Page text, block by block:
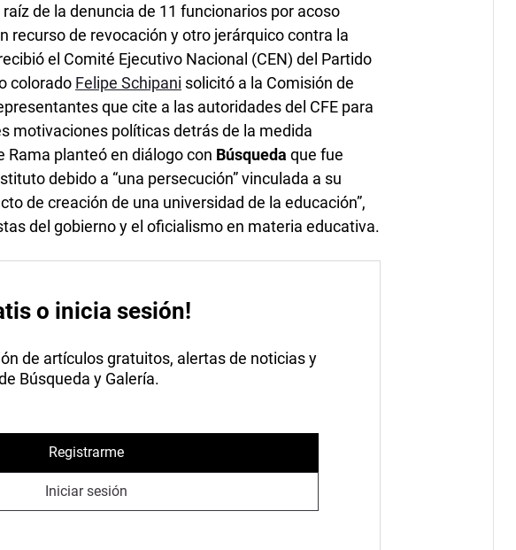
raíz de la denuncia de 11 funcionarios por acoso
recurso de revocación y otro jerárquico contra la
el Comité Ejecutivo Nacional (CEN) del Partido
colorado Felipe Schipani solicitó a la Comisión de
que cite a las autoridades del CFE para
motivaciones políticas detrás de la medida
Rama planteó en diálogo con Búsqueda que fue
debido a “una persecución” vinculada a su
de creación de una universidad de la educación”,
del gobierno y el oficialismo en materia educativa.
o inicia sesión!
de artículos gratuitos, alertas de noticias y
Búsqueda y Galería.
Registrarme
Iniciar sesión